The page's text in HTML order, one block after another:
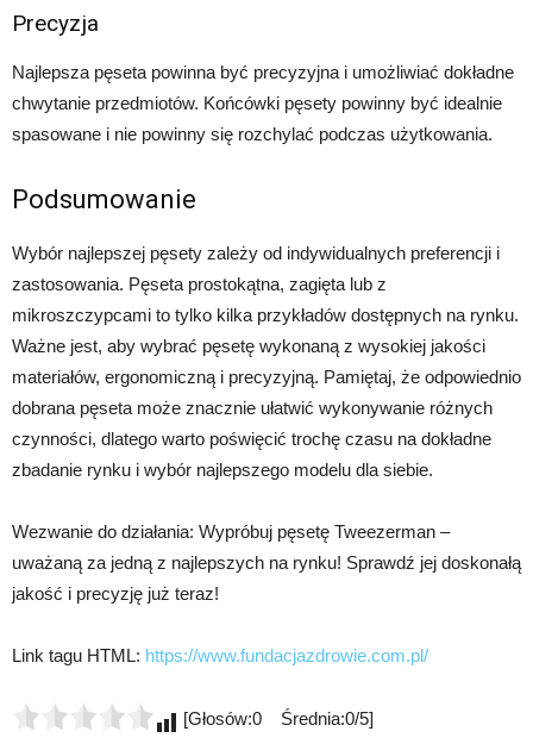
Precyzja
Najlepsza pęseta powinna być precyzyjna i umożliwiać dokładne
chwytanie przedmiotów. Końcówki pęsety powinny być idealnie
spasowane i nie powinny się rozchylać podczas użytkowania.
Podsumowanie
Wybór najlepszej pęsety zależy od indywidualnych preferencji i
zastosowania. Pęseta prostokątna, zagięta lub z
mikroszczypcami to tylko kilka przykładów dostępnych na rynku.
Ważne jest, aby wybrać pęsetę wykonaną z wysokiej jakości
materiałów, ergonomiczną i precyzyjną. Pamiętaj, że odpowiednio
dobrana pęseta może znacznie ułatwić wykonywanie różnych
czynności, dlatego warto poświęcić trochę czasu na dokładne
zbadanie rynku i wybór najlepszego modelu dla siebie.
Wezwanie do działania: Wypróbuj pęsetę Tweezerman –
uważaną za jedną z najlepszych na rynku! Sprawdź jej doskonałą
jakość i precyzję już teraz!
Link tagu HTML: https://www.fundacjazdrowie.com.pl/
[Głosów:0 Średnia:0/5]